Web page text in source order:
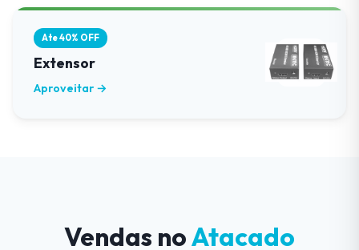
Ate 40% OFF
Extensor
Aproveitar →
Vendas noAtacado